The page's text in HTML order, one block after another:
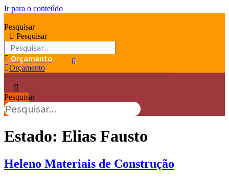
Ir para o conteúdo
Pesquisar
Pesquisar
Orçamento 0
Orçamento
0
Pesquisar
Estado: Elias Fausto
Heleno Materiais de Construção